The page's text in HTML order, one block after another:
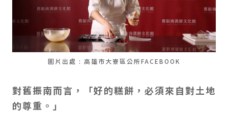
圖片出處 : 高雄市大寮區公所FACEBOOK
對舊振南而言，「好的糕餅，必須來自對土地
的尊重。」